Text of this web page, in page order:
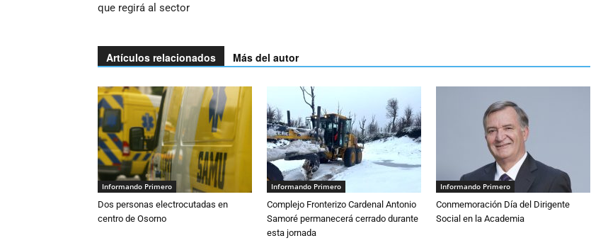
que regirá al sector
Artículos relacionados Más del autor
Informando Primero
Dos personas electrocutadas en
centro de Osorno
Informando Primero
Complejo Fronterizo Cardenal Antonio
Samoré permanecerá cerrado durante
esta jornada
Informando Primero
Conmemoración Día del Dirigente
Social en la Academia